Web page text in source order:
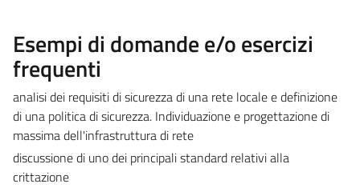
Esempi di domande e/o esercizi
frequenti
analisi dei requisiti di sicurezza di una rete locale e definizione
di una politica di sicurezza. Individuazione e progettazione di
massima dell'infrastruttura di rete
discussione di uno dei principali standard relativi alla
crittazione